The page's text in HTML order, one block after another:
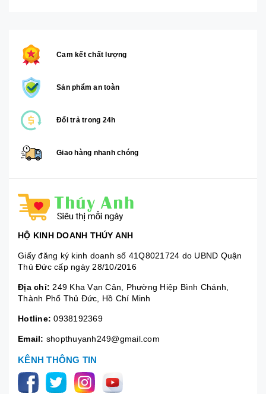
Cam kết chất lượng
Sản phẩm an toàn
Đổi trả trong 24h
Giao hàng nhanh chóng
HỘ KINH DOANH THÚY ANH
Giấy đăng ký kinh doanh số 41Q8021724 do UBND Quận
Thủ Đức cấp ngày 28/10/2016
Địa chỉ: 249 Kha Vạn Cân, Phường Hiệp Bình Chánh,
Thành Phố Thủ Đức, Hồ Chí Minh
Hotline: 0938192369
Email: shopthuyanh249@gmail.com
KÊNH THÔNG TIN